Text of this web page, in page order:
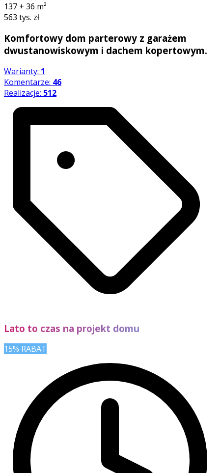
137 + 36 m²
563 tys. zł
Komfortowy dom parterowy z garażem
dwustanowiskowym i dachem kopertowym.
Warianty: 1
Komentarze: 46
Realizacje: 512
Lato to czas na projekt domu
15% RABAT